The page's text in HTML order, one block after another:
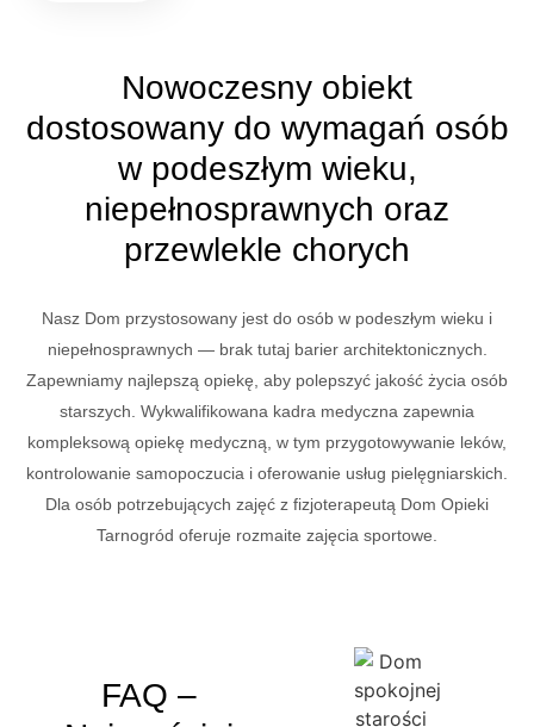
Nowoczesny obiekt
dostosowany do wymagań osób
w podeszłym wieku,
niepełnosprawnych oraz
przewlekle chorych
Nasz Dom przystosowany jest do osób w podeszłym wieku i
niepełnosprawnych — brak tutaj barier architektonicznych.
Zapewniamy najlepszą opiekę, aby polepszyć jakość życia osób
starszych. Wykwalifikowana kadra medyczna zapewnia
kompleksową opiekę medyczną, w tym przygotowywanie leków,
kontrolowanie samopoczucia i oferowanie usług pielęgniarskich.
Dla osób potrzebujących zajęć z fizjoterapeutą Dom Opieki
Tarnogród oferuje rozmaite zajęcia sportowe.
FAQ –